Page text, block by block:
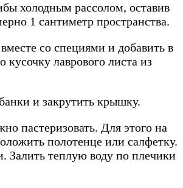
холодным рассолом, оставив
1 сантиметр пространства.
со специями и добавить в
лаврового листа из
и закрутить крышку.
пастеризовать. Для этого на
полотенце или салфетку.
Залить теплую воду по плечики